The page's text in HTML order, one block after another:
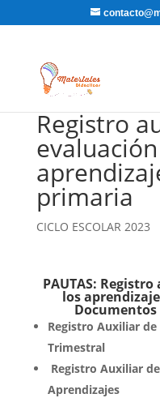
Registro
primaria
CICLO ESCOLAR 2023
PAUTAS:
los
Documentos
Registro Auxiliar
Trimestral
Registro Auxiliar
Aprendizajes